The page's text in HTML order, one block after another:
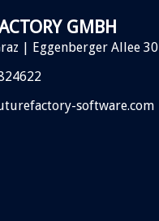
GMBH
| Eggenberger Allee 30
software.com